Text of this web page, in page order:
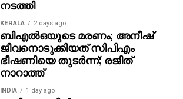
നടത്തി
KERALA 2 days ago
ബിഎല്‍ഒയുടെ മരണം; അനീഷ്
ജീവനൊടുക്കിയത് സിപിഎം
ഭീഷണിയെ തുടര്‍ന്ന്; രജിത്
നാറാത്ത്
INDIA 1 day ago